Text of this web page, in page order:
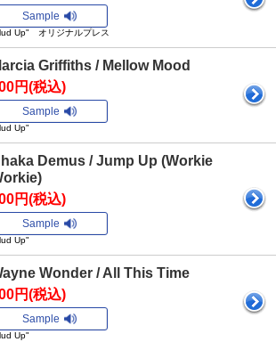
Sample
Up" オリジナルプレス
Griffiths / Mellow Mood
円(税込)
Sample
Up"
Demus / Jump Up (Workie
円(税込)
Sample
Up"
Wonder / All This Time
円(税込)
Sample
Up"